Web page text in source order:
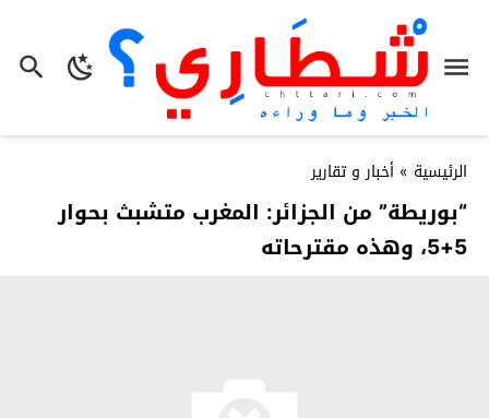
الرئيسية » أخبار و تقارير
“بوريطة” من الجزائر: المغرب متشبث بحوار
5+5، وهذه مقترحاته